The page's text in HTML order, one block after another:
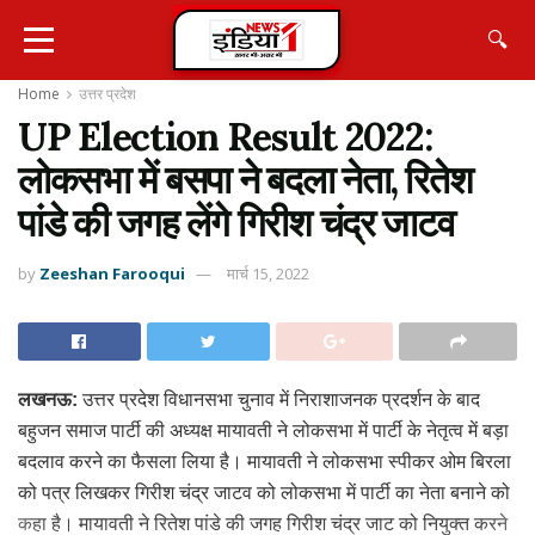
🔍
Home उत्तर प्रदेश
UP Election Result 2022:
लोकसभा में बसपा ने बदला नेता, रितेश
पांडे की जगह लेंगे गिरीश चंद्र जाटव
by Zeeshan Farooqui मार्च 15, 2022
लखनऊ: उत्तर प्रदेश विधानसभा चुनाव में निराशाजनक प्रदर्शन के बाद
बहुजन समाज पार्टी की अध्यक्ष मायावती ने लोकसभा में पार्टी के नेतृत्व में बड़ा
बदलाव करने का फैसला लिया है। मायावती ने लोकसभा स्पीकर ओम बिरला
को पत्र लिखकर गिरीश चंद्र जाटव को लोकसभा में पार्टी का नेता बनाने को
कहा है। मायावती ने रितेश पांडे की जगह गिरीश चंद्र जाट को नियुक्त करने